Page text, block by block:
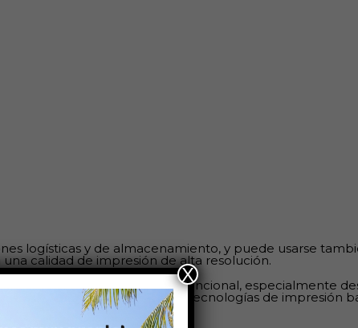
logísticas y de almacenamiento, y puede usarse
calidad de impresión de alta resolución.
de información multifuncional, especialmente
como multicolor) y láser, tecnologías de impresión
X